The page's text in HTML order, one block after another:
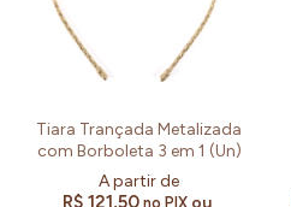
Tiara Trançada Metalizada
com Borboleta 3 em 1 (Un)
R$ 121,50no PIX